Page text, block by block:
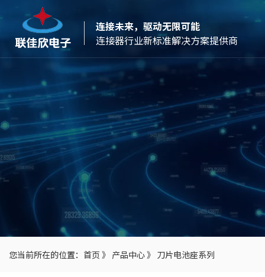
连接未来，驱动无限可能
连接器行业新标准解决方案提供商
您当前所在的位置： 首页 》 产品中心》 刀片电池座系列